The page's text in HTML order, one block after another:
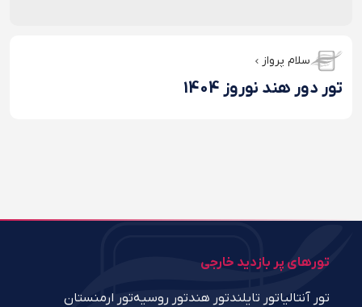
سلام پرواز
تور دور هند نوروز 1404
تورهای پر بازدید خارجی
تور آنتالیاتور تایلندتور هندتور روسیهتور ارمنستان